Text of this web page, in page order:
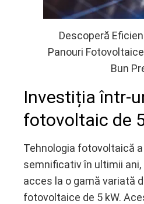
Descoperă
Panouri
Bun
Investiția într-
fotovoltaic de
Tehnologia fotovoltaică
semnificativ în ultimii
acces la o gamă variată
fotovoltaice de 5 kW.